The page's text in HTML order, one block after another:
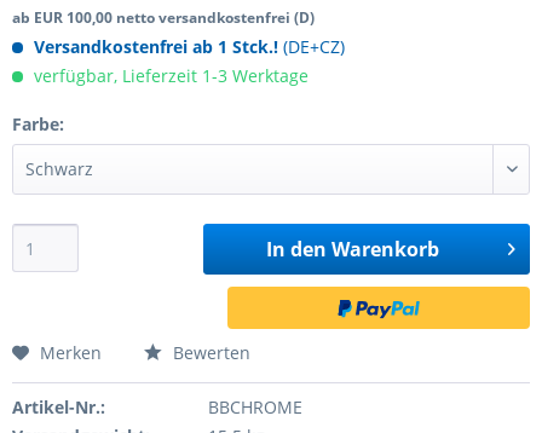
ab EUR 100,00 netto versandkostenfrei (D)
Versandkostenfrei ab 1 Stck.! (DE+CZ)
verfügbar, Lieferzeit 1-3 Werktage
Farbe:
In den Warenkorb
Merken Bewerten
Artikel-Nr.:
BBCHROME